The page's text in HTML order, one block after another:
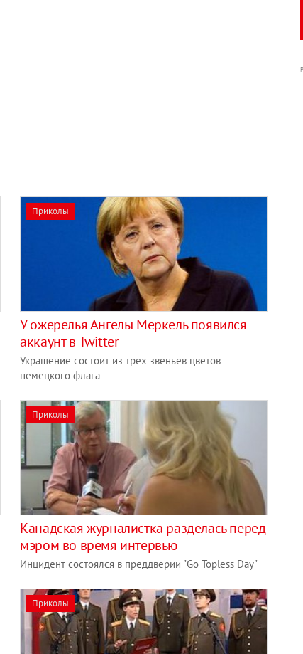
Приколы
У ожерелья Ангелы Меркель появился
аккаунт в Twitter
Украшение состоит из трех звеньев цветов
немецкого флага
Приколы
Канадская журналистка разделась перед
мэром во время интервью
Инцидент состоялся в преддверии "Go Topless Day"
Приколы